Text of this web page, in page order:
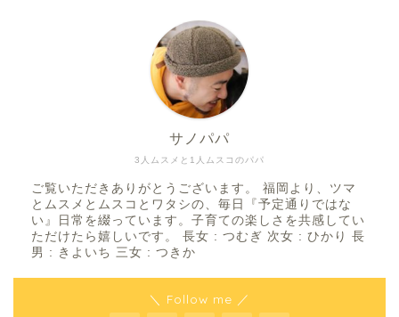
3人ムスメと1人ムスコのパパ
サノパパ
ご覧いただきありがとうございます。 福岡より、ツマ
とムスメとムスコとワタシの、毎日『予定通りではな
い』日常を綴っています。子育ての楽しさを共感してい
ただけたら嬉しいです。 長女 : つむぎ 次女 : ひかり 長
男 : きよいち 三女 : つきか
＼ Follow me ／